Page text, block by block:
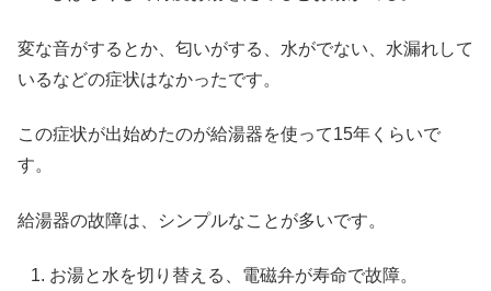
変な音がするとか、匂いがする、水がでない、水漏れして
いるなどの症状はなかったです。
この症状が出始めたのが給湯器を使って15年くらいで
す。
給湯器の故障は、シンプルなことが多いです。
お湯と水を切り替える、電磁弁が寿命で故障。